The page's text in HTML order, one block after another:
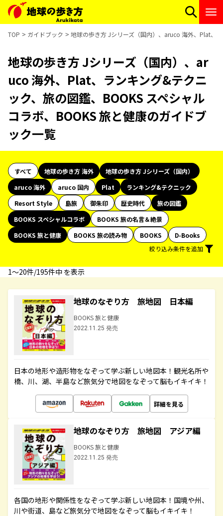
TOP ガイドブック 地球の歩き方 Jシリーズ（国内）、aruco 海外、Plat、
地球の歩き方 Jシリーズ（国内）、ar
uco 海外、Plat、ランキング&テクニ
ック、旅の図鑑、BOOKS スペシャル
コラボ、BOOKS 旅と健康のガイドブ
ック一覧
すべて 地球の歩き方 海外
地球の歩き方 Jシリーズ（国内）
aruco 海外
aruco 国内 Plat
ランキング&テクニック
Resort Style
島旅 御朱印 歴史時代
旅の図鑑
BOOKS スペシャルコラボ
BOOKS 旅の名言＆絶景
BOOKS 旅と健康
BOOKS 旅の読み物 BOOKS
D-Books
絞り込み条件を追加
1〜20件/195件中 を表示
地球のなぞり方 旅地図 日本編
BOOKS 旅と健康
2022.11.25 発売
日本の地形や造形物をなぞって学ぶ新しい地図本！観光名所や
橋、川、湖、半島など旅気分で地図をなぞって脳もイキイキ！
詳細を見る
地球のなぞり方 旅地図 アジア編
BOOKS 旅と健康
2022.11.25 発売
各国の地形や関係性をなぞって学ぶ新しい地図本！国境や州、
川や街道、島など旅気分で地図をなぞって脳もイキイキ！